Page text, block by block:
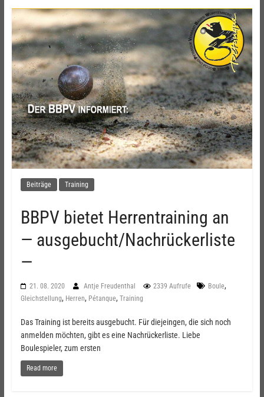
Beiträge Training
BBPV bietet Herrentraining an
— ausgebucht/Nachrückerliste
—
21. 08. 2020 Antje Freudenthal 2339 Aufrufe Boule,
Gleichstellung, Herren, Pétanque, Training
Das Training ist bereits ausgebucht. Für diejeingen, die sich noch
anmelden möchten, gibt es eine Nachrückerliste. Liebe
Boulespieler, zum ersten
Read more